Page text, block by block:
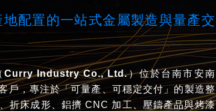
配置的一站式金屬製造與量產交
Curry Industry Co., Ltd.）位於台南市安南
戶，專注於「可量產、可穩定交付」的製造整
折床成形、鋁擠 CNC 加工、壓鑄產品與烤漆